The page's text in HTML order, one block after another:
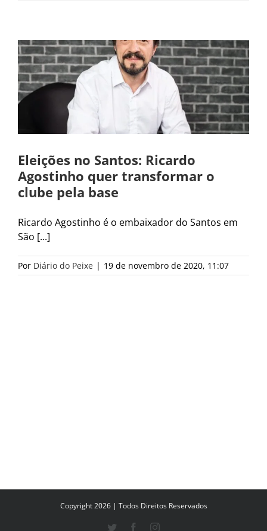
Eleições no Santos: Ricardo
Agostinho quer transformar o
clube pela base
Ricardo Agostinho é o embaixador do Santos em
São [...]
Por Diário do Peixe | 19 de novembro de 2020, 11:07
Copyright 2026 | Todos Direitos Reservados
Twitter FacebookInstagram